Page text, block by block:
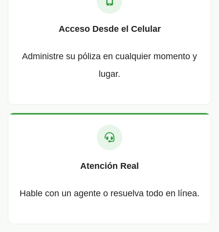
Acceso Desde el Celular
Administre su póliza en cualquier momento y
lugar.
Atención Real
Hable con un agente o resuelva todo en línea.